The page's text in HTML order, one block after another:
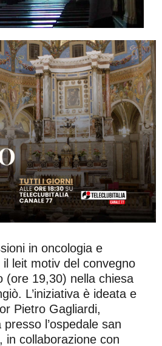
in oncologia e
leit motiv del convegno
(ore 19,30) nella chiesa
L’iniziativa è ideata e
Pietro Gagliardi,
l’ospedale san
in collaborazione con